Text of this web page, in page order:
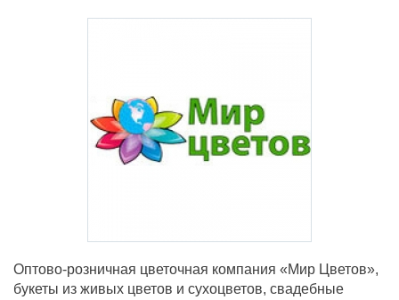
Оптово-розничная цветочная компания «Мир Цветов»,
букеты из живых цветов и сухоцветов, свадебные